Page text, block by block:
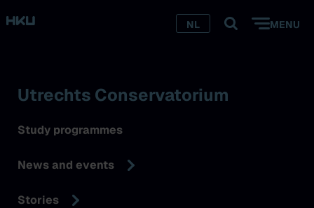
NL MENU
Utrechts Conservatorium
Study programmes
News and events
Stories